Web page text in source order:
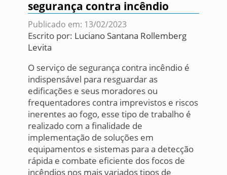
segurança contra incêndio
Publicado em: 13/02/2023
Escrito por: Luciano Santana Rollemberg
Levita
O serviço de segurança contra incêndio é
indispensável para resguardar as
edificações e seus moradores ou
frequentadores contra imprevistos e riscos
inerentes ao fogo, esse tipo de trabalho é
realizado com a finalidade de
implementação de soluções em
equipamentos e sistemas para a detecção
rápida e combate eficiente dos focos de
incêndios nos mais variados tipos de